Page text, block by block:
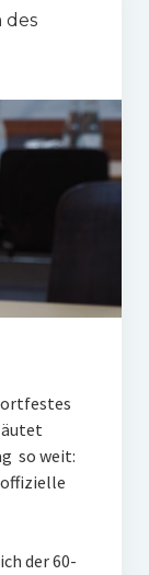
des
so weit:
der 60-